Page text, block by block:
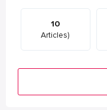
10
Articles)